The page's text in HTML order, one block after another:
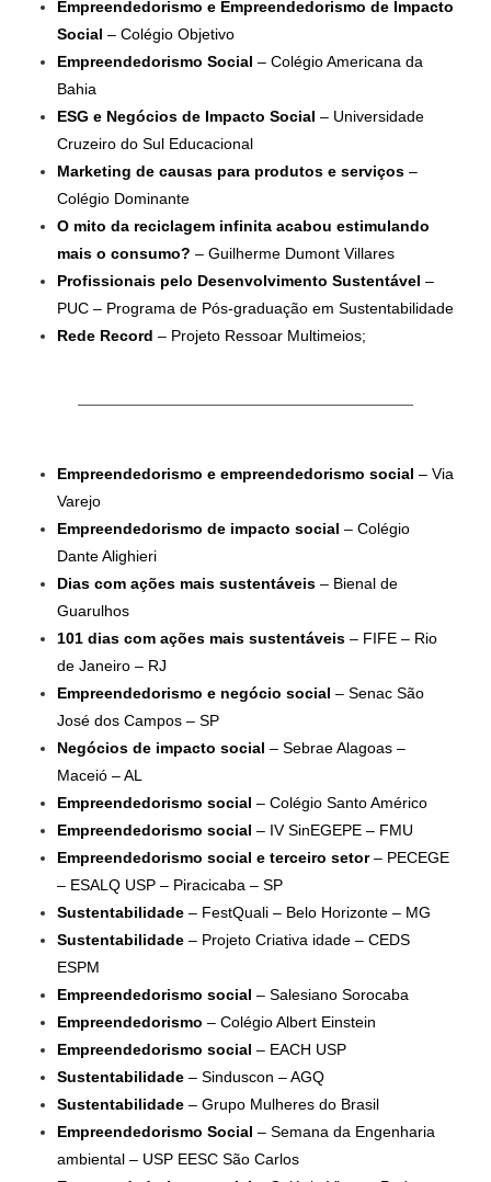
Empreendedorismo e Empreendedorismo de Impacto
Social – Colégio Objetivo
Empreendedorismo Social – Colégio Americana da
Bahia
ESG e Negócios de Impacto Social – Universidade
Cruzeiro do Sul Educacional
Marketing de causas para produtos e serviços –
Colégio Dominante
O mito da reciclagem infinita acabou estimulando
mais o consumo? – Guilherme Dumont Villares
Profissionais pelo Desenvolvimento Sustentável –
PUC – Programa de Pós-graduação em Sustentabilidade
Rede Record – Projeto Ressoar Multimeios;
Empreendedorismo e empreendedorismo social – Via
Varejo
Empreendedorismo de impacto social – Colégio
Dante Alighieri
Dias com ações mais sustentáveis – Bienal de
Guarulhos
101 dias com ações mais sustentáveis – FIFE – Rio
de Janeiro – RJ
Empreendedorismo e negócio social – Senac São
José dos Campos – SP
Negócios de impacto social – Sebrae Alagoas –
Maceió – AL
Empreendedorismo social – Colégio Santo Américo
Empreendedorismo social – IV SinEGEPE – FMU
Empreendedorismo social e terceiro setor– PECEGE
– ESALQ USP – Piracicaba – SP
Sustentabilidade – FestQuali – Belo Horizonte – MG
Sustentabilidade – Projeto Criativa idade – CEDS
ESPM
Empreendedorismo social – Salesiano Sorocaba
Empreendedorismo – Colégio Albert Einstein
Empreendedorismo social – EACH USP
Sustentabilidade – Sinduscon – AGQ
Sustentabilidade – Grupo Mulheres do Brasil
Empreendedorismo Social – Semana da Engenharia
ambiental – USP EESC São Carlos